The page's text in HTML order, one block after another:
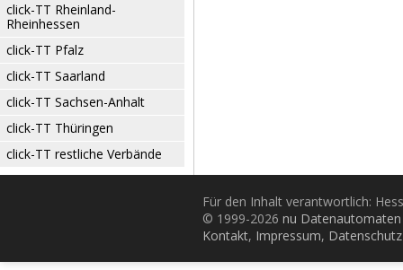
click-TT Rheinland-
Rheinhessen
click-TT Pfalz
click-TT Saarland
click-TT Sachsen-Anhalt
click-TT Thüringen
click-TT restliche Verbände
Für den Inhalt verantwortlich:
© 1999-2026 nu
Kontakt, Impressum, Datenschutz